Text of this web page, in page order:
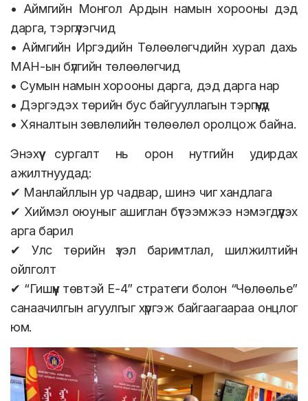
• Аймгийн Монгол Ардын намын хорооны дэд
дарга, тэргүүлэгчид
• Аймгийн Иргэдийн Төлөөлөгчдийн хурал дахь
МАН-ын бүлгийн төлөөлөгчид
• Сумын намын хорооны дарга, дэд дарга нар
• Дэргэдэх төрийн бус байгууллагын тэргүүнүүд
• Хяналтын зөвлөлийн төлөөлөл оролцож байна.
Энэхүү сургалт нь орон нутгийн удирдах
ажилтнуудад:
✔ Манлайллын ур чадвар, шинэ чиг хандлага
✔ Хиймэл оюуныг ашиглан бүтээмжээ нэмэгдүүлэх
арга барил
✔ Улс төрийн үзэл баримтлал, шилжилтийн
ойлголт
✔ “Гишүүн төвтэй E-4” стратеги болон “Чөлөөлье”
санаачилгын агуулгыг хүргэж байгаагаараа онцлог
юм.